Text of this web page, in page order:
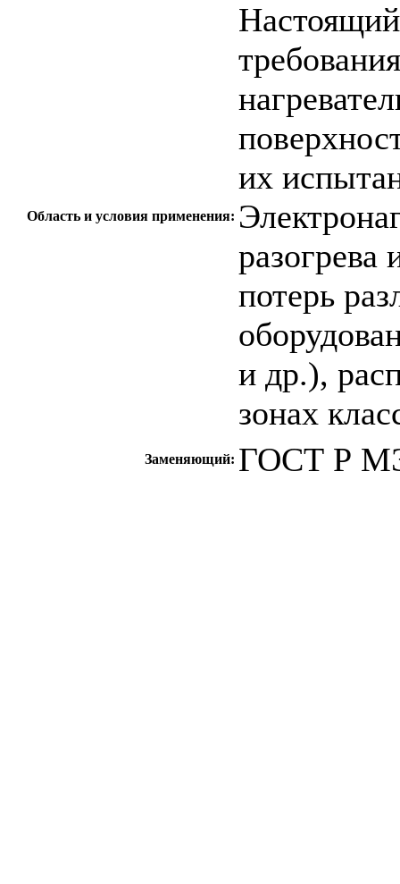
Область и условия применения:
их
разогрева
потерь
и др.),
зонах
Заменяющий: ГОСТ Р